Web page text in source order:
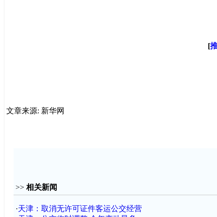
[
文章来源: 新华网
>> 相关新闻
·天津：取消无许可证件客运公交经营